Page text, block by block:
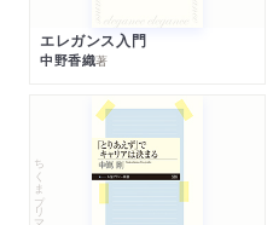
エレガンス入門
中野香織著
ちくまプリマー新書